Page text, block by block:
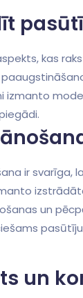
kas
izmanto
ir svarīga,
un
un